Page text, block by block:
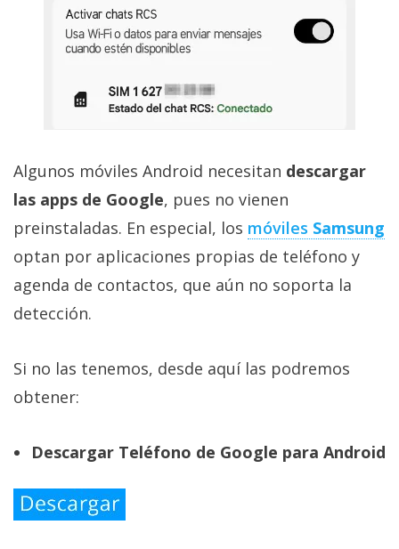
Algunos móviles Android necesitan descargar
las apps de Google, pues no vienen
preinstaladas. En especial, los móviles Samsung
optan por aplicaciones propias de teléfono y
agenda de contactos, que aún no soporta la
detección.
Si no las tenemos, desde aquí las podremos
obtener:
Descargar Teléfono de Google para Android